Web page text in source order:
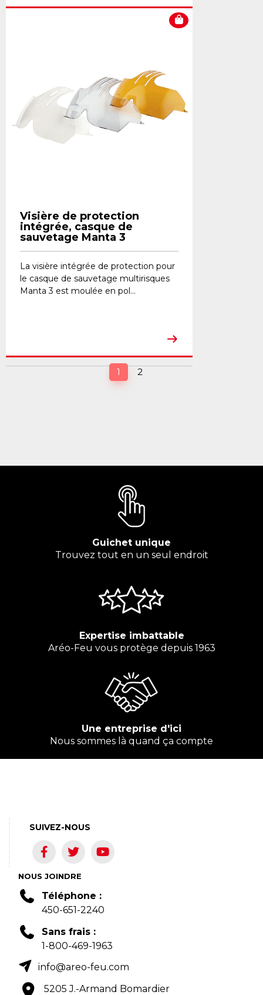
Visière de protection
intégrée, casque de
sauvetage Manta 3
La visière intégrée de protection pour
le casque de sauvetage multirisques
Manta 3 est moulée en pol...
1 (current)
2
Guichet unique
Trouvez tout en un seul endroit
Expertise imbattable
Aréo-Feu vous protège depuis 1963
Une entreprise d'ici
Nous sommes là quand ça compte
NOUS JOINDRE
Téléphone :
450-651-2240
Sans frais :
1-800-469-1963
info@areo-feu.com
5205 J.-Armand Bomardier
SUIVEZ-NOUS